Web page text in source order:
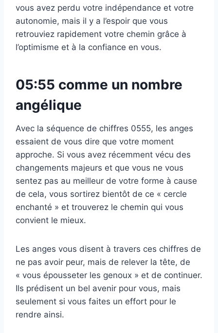
vous avez perdu votre indépendance et votre
autonomie, mais il y a l’espoir que vous
retrouviez rapidement votre chemin grâce à
l’optimisme et à la confiance en vous.
05:55 comme un nombre
angélique
Avec la séquence de chiffres 0555, les anges
essaient de vous dire que votre moment
approche. Si vous avez récemment vécu des
changements majeurs et que vous ne vous
sentez pas au meilleur de votre forme à cause
de cela, vous sortirez bientôt de ce « cercle
enchanté » et trouverez le chemin qui vous
convient le mieux.
Les anges vous disent à travers ces chiffres de
ne pas avoir peur, mais de relever la tête, de
« vous épousseter les genoux » et de continuer.
Ils prédisent un bel avenir pour vous, mais
seulement si vous faites un effort pour le
rendre ainsi.